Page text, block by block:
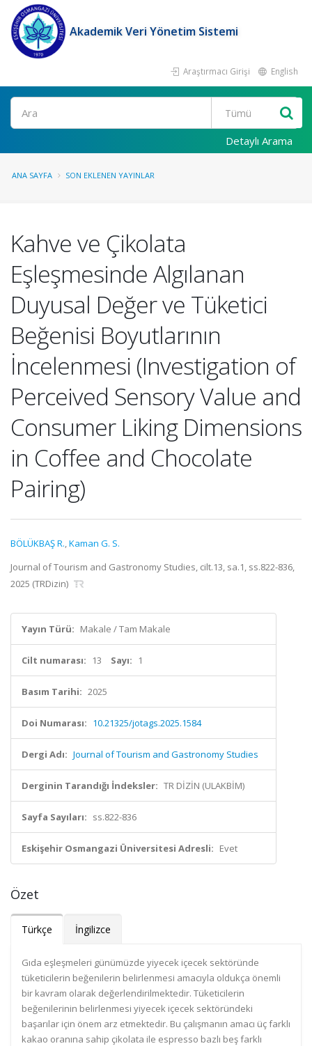
Akademik Veri Yönetim Sistemi
Araştırmacı Girişi English
Ara
Detaylı Arama
ANA SAYFA SON EKLENEN YAYINLAR
Kahve ve Çikolata
Eşleşmesinde Algılanan
Duyusal Değer ve Tüketici
Beğenisi Boyutlarının
İncelenmesi (Investigation of
Perceived Sensory Value and
Consumer Liking Dimensions
in Coffee and Chocolate
Pairing)
BÖLÜKBAŞ R.,Kaman G. S.
Journal of Tourism and Gastronomy Studies, cilt.13, sa.1, ss.822-836,
2025 (TRDizin)
Yayın Türü: Makale / Tam Makale
Cilt numarası: 13 Sayı: 1
Basım Tarihi: 2025
Doi Numarası: 10.21325/jotags.2025.1584
Dergi Adı: Journal of Tourism and Gastronomy Studies
Derginin Tarandığı İndeksler: TR DİZİN (ULAKBİM)
Sayfa Sayıları: ss.822-836
Eskişehir Osmangazi Üniversitesi Adresli: Evet
Özet
Türkçe İngilizce
Gıda eşleşmeleri günümüzde yiyecek içecek sektöründe
tüketicilerin beğenilerin belirlenmesi amacıyla oldukça önemli
bir kavram olarak değerlendirilmektedir. Tüketicilerin
beğenilerinin belirlenmesi yiyecek içecek sektöründeki
başarılar için önem arz etmektedir. Bu çalışmanın amacı üç farklı
kakao oranına sahip çikolata ile espresso bazlı beş farklı